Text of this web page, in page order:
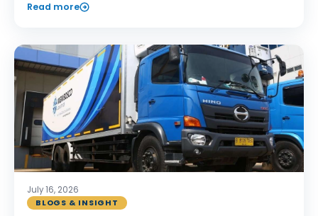
Read more
July 16, 2026
BLOGS & INSIGHT